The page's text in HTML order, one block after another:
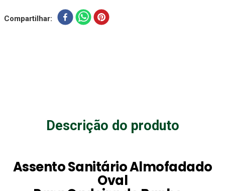
Compartilhar
Descrição do produto
Assento Sanitário Almofadado
Oval